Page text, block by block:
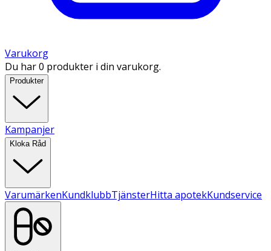
Varukorg
Du har 0 produkter i din varukorg.
Produkter
Kampanjer
Kloka Råd
VarumärkenKundklubbTjänsterHitta apotekKundservice